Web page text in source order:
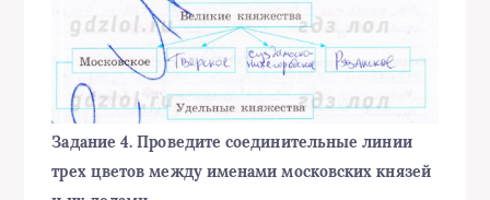
Задание 4. Проведите соединительные линии
трех цветов между именами московских князей